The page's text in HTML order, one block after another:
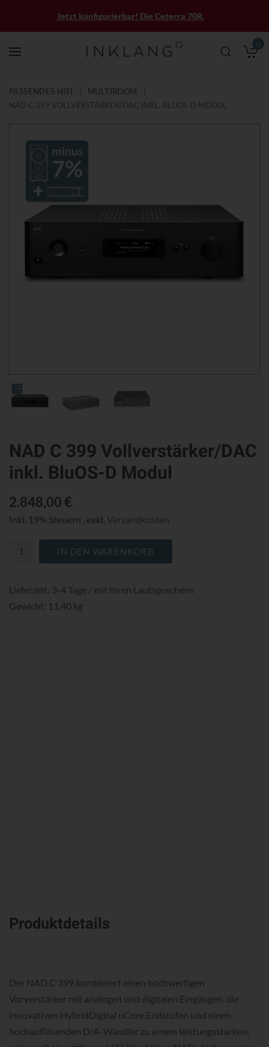
0
Jetzt konfigurierbar! Die Ceterra 70R.
PASSENDES HIFI
MULTIROOM
NAD C 399 VOLLVERSTÄRKER/DAC INKL. BLUOS-D MODUL
Bildergalerie
springen
Bildergalerie
springen
NAD C 399 Vollverstärker/DAC
inkl. BluOS-D Modul
2.848,00 €
Inkl. 19% Steuern , exkl. Versandkosten
IN DEN WARENKORB
Lieferzeit: 3-4 Tage / mit Ihren Lautsprechern
Gewicht: 11.40 kg
Produktdetails
Der NAD C 399 kombiniert einen hochwertigen
Vorverstärker mit analogen und digitalen Eingängen, die
innovativen HybridDigital nCore Endstufen und einen
hochauflösenden D/A-Wandler zu einem leistungsstarken,